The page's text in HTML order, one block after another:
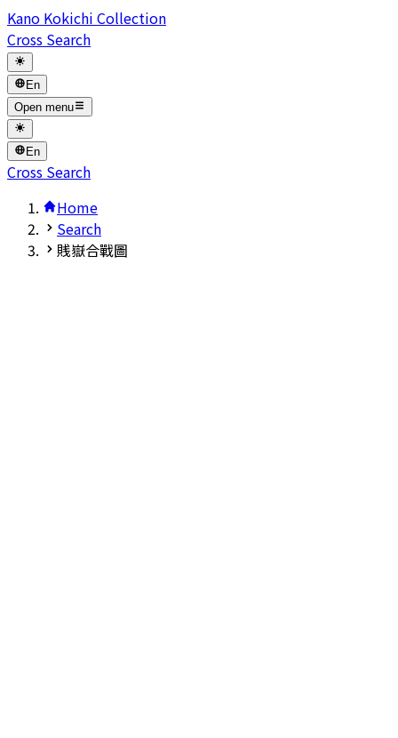
Kano Kokichi Collection
Cross Search
En
Open menu
En
Cross Search
Home
Search
賎嶽合戰圖